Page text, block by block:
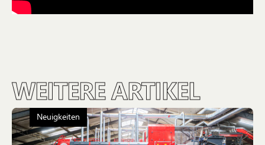
WEITERE ARTIKEL
Neuigkeiten